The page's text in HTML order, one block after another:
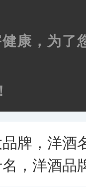
康，为了
牌，洋酒
，洋酒品